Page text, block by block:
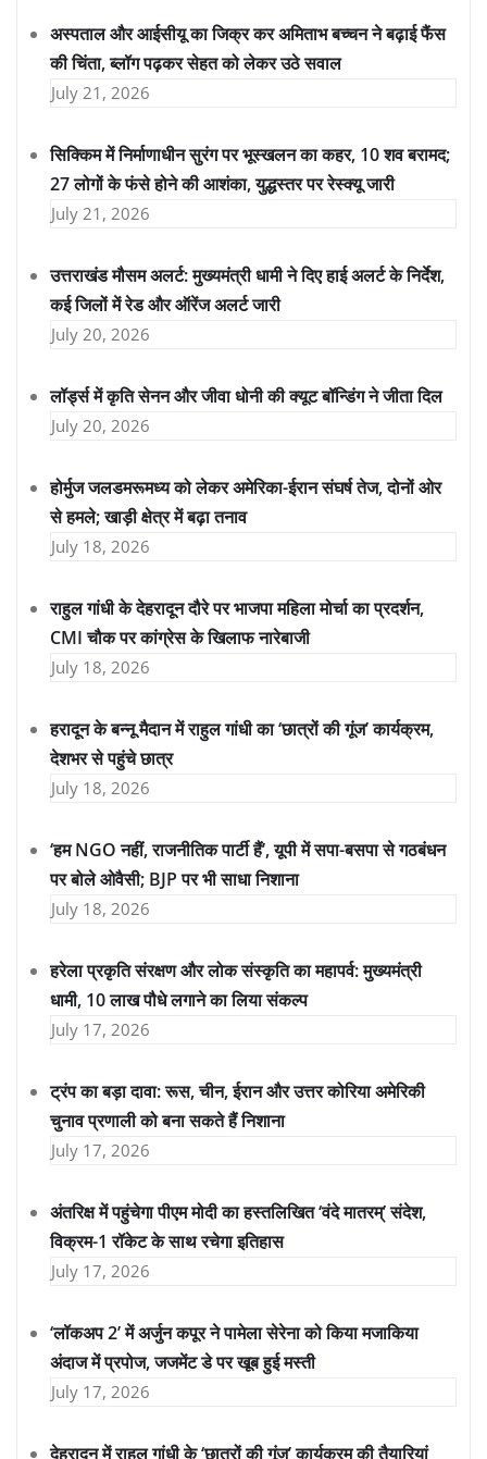
अस्पताल और आईसीयू का जिक्र कर अमिताभ बच्चन ने बढ़ाई फैंस
की चिंता, ब्लॉग पढ़कर सेहत को लेकर उठे सवाल
July 21, 2026
सिक्किम में निर्माणाधीन सुरंग पर भूस्खलन का कहर, 10 शव बरामद;
27 लोगों के फंसे होने की आशंका, युद्धस्तर पर रेस्क्यू जारी
July 21, 2026
उत्तराखंड मौसम अलर्ट: मुख्यमंत्री धामी ने दिए हाई अलर्ट के निर्देश,
कई जिलों में रेड और ऑरेंज अलर्ट जारी
July 20, 2026
लॉर्ड्स में कृति सेनन और जीवा धोनी की क्यूट बॉन्डिंग ने जीता दिल
July 20, 2026
होर्मुज जलडमरूमध्य को लेकर अमेरिका-ईरान संघर्ष तेज, दोनों ओर
से हमले; खाड़ी क्षेत्र में बढ़ा तनाव
July 18, 2026
राहुल गांधी के देहरादून दौरे पर भाजपा महिला मोर्चा का प्रदर्शन,
CMI चौक पर कांग्रेस के खिलाफ नारेबाजी
July 18, 2026
हरादून के बन्नू मैदान में राहुल गांधी का ‘छात्रों की गूंज’ कार्यक्रम,
देशभर से पहुंचे छात्र
July 18, 2026
‘हम NGO नहीं, राजनीतिक पार्टी हैं’, यूपी में सपा-बसपा से गठबंधन
पर बोले ओवैसी; BJP पर भी साधा निशाना
July 18, 2026
हरेला प्रकृति संरक्षण और लोक संस्कृति का महापर्व: मुख्यमंत्री
धामी, 10 लाख पौधे लगाने का लिया संकल्प
July 17, 2026
ट्रंप का बड़ा दावा: रूस, चीन, ईरान और उत्तर कोरिया अमेरिकी
चुनाव प्रणाली को बना सकते हैं निशाना
July 17, 2026
अंतरिक्ष में पहुंचेगा पीएम मोदी का हस्तलिखित ‘वंदे मातरम्’ संदेश,
विक्रम-1 रॉकेट के साथ रचेगा इतिहास
July 17, 2026
‘लॉकअप 2’ में अर्जुन कपूर ने पामेला सेरेना को किया मजाकिया
अंदाज में प्रपोज, जजमेंट डे पर खूब हुई मस्ती
July 17, 2026
देहरादून में राहुल गांधी के ‘छात्रों की गूंज’ कार्यक्रम की तैयारियां